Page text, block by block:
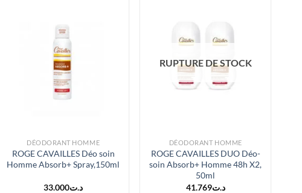
DÉODORANT HOMME
ROGE CAVAILLES Déo soin
Homme Absorb+ Spray,150ml
د.ت33.000
RUPTURE DE STOCK
DÉODORANT HOMME
ROGE CAVAILLES DUO Déo-
soin Absorb+ Homme 48h X2,
50ml
د.ت41.769